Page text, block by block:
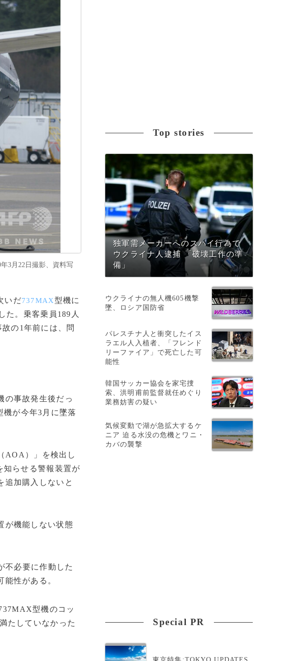
3月22日撮影、資料写
いだ737MAX型機に
た。乗客乗員189人
故の1年前には、問
の事故発生後だっ
機が今年3月に墜落
AOA）」を検出し
知らせる警報装置が
追加購入しないと
が機能しない状態
不必要に作動した
性がある。
型機のコッ
たしていなかった
Top stories
独軍需メーカーへのスパイ行為で
ウクライナ人逮捕 「破壊工作の準
備」
ウクライナの無人機605機撃
墜、ロシア国防省
パレスチナ人と衝突したイス
ラエル人入植者、「フレンド
リーファイア」で死亡した可
能性
韓国サッカー協会を家宅捜
索、洪明甫前監督就任めぐり
業務妨害の疑い
気候変動で湖が急拡大するケ
ニア 迫る水没の危機とワニ・
カバの襲撃
Special PR
東京特集:TOKYO UPDATES